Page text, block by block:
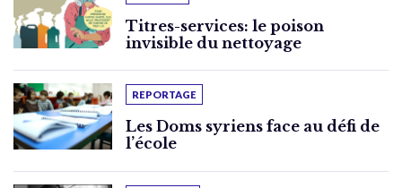
Titres-services: le poison
invisible du nettoyage
REPORTAGE
Les Doms syriens face au défi de
l’école